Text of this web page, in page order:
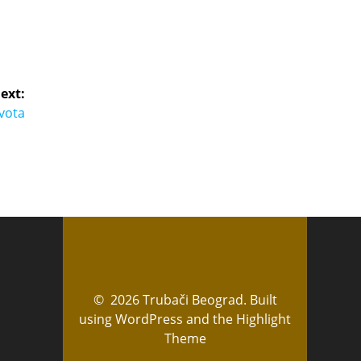
© 2026 Trubači Beograd. Built
using WordPress and the Highlight
Theme